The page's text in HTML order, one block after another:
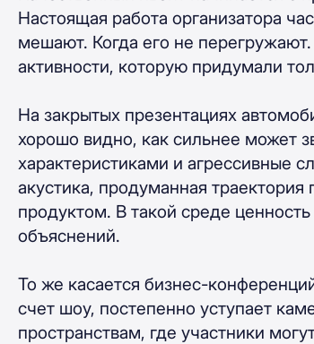
Настоящая работа организатора
мешают. Когда его не
активности, которую придумали
На закрытых презентациях
хорошо видно, как сильнее может
характеристиками и агрессивные
акустика, продуманная
продуктом. В такой среде
объяснений.
То же касается бизнес-
счет шоу, постепенно уступает
пространствам, где участники